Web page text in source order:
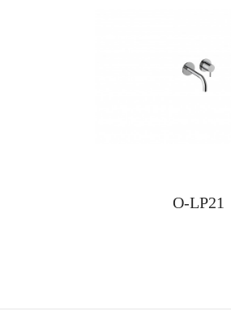
O-LP21